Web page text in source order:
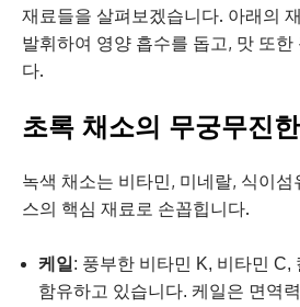
재료들을 살펴보겠습니다. 아래의
발휘하여 영양 흡수를 돕고, 맛 또
다.
초록 채소의 무궁무진
녹색 채소는 비타민, 미네랄, 식이
스의 핵심 재료로 손꼽힙니다.
케일 : 풍부한 비타민 K, 비타민 C,
함유하고 있습니다. 케일은 면역